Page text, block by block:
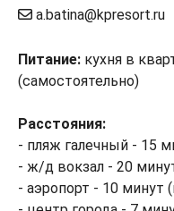
a.batina@kpresort.ru
Питание: кухня в
(самостоятельно)
Расстояния:
- пляж галечный - 15
- ж/д вокзал - 20
- аэропорт - 10 минут